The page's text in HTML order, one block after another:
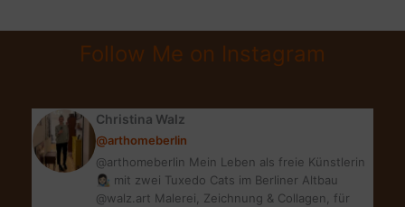
&
MAKEUPFollow Me on Instagram
Christina Walz
@arthomeberlin
@arthomeberlin Mein Leben als freie Künstlerin
👩🏻‍🎨 mit zwei Tuxedo Cats im Berliner Altbau
@walz.art Malerei, Zeichnung & Collagen, für